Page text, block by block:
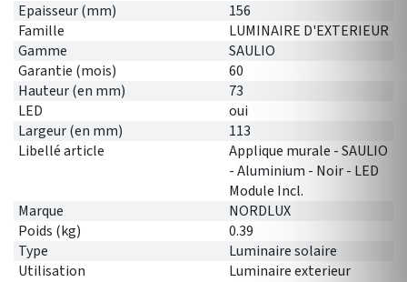
Epaisseur (mm)
156
Famille
LUMINAIRE D'EXTERIEUR
Gamme
SAULIO
Garantie (mois)
60
Hauteur (en mm)
73
LED
oui
Largeur (en mm)
113
Libellé article
Applique murale - SAULIO
- Aluminium - Noir - LED
Module Incl.
Marque
NORDLUX
Poids (kg)
0.39
Type
Luminaire solaire
Utilisation
Luminaire exterieur